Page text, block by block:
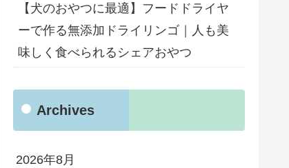
【犬のおやつに最適】フードドライヤ
ーで作る無添加ドライリンゴ｜人も美
味しく食べられるシェアおやつ
Archives
2026年8月